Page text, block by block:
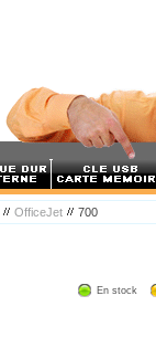
OfficeJet 700
En stock